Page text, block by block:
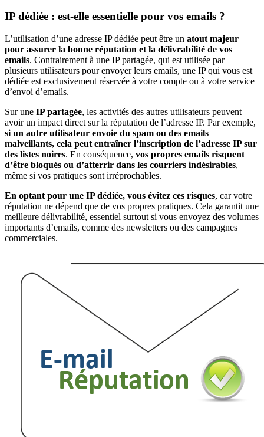
IP dédiée : est-elle essentielle pour vos emails ?
L’utilisation d’une adresse IP dédiée peut être un atout majeur
pour assurer la bonne réputation et la délivrabilité de vos
emails. Contrairement à une IP partagée, qui est utilisée par
plusieurs utilisateurs pour envoyer leurs emails, une IP qui vous est
dédiée est exclusivement réservée à votre compte ou à votre service
d’envoi d’emails.
Sur une IP partagée, les activités des autres utilisateurs peuvent
avoir un impact direct sur la réputation de l’adresse IP. Par exemple,
si un autre utilisateur envoie du spam ou des emails
malveillants, cela peut entraîner l’inscription de l’adresse IP sur
des listes noires. En conséquence, vos propres emails risquent
d’être bloqués ou d’atterrir dans les courriers indésirables,
même si vos pratiques sont irréprochables.
En optant pour une IP dédiée, vous évitez ces risques, car votre
réputation ne dépend que de vos propres pratiques. Cela garantit une
meilleure délivrabilité, essentiel surtout si vous envoyez des volumes
importants d’emails, comme des newsletters ou des campagnes
commerciales.